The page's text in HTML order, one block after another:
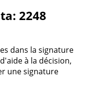
2248
dans la signature
à la décision,
une signature